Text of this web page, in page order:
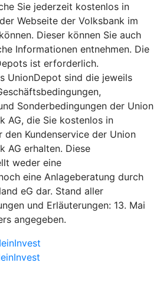
Sie jederzeit kostenlos in
Webseite der Volksbank im
Dieser können Sie auch
Informationen entnehmen. Die
ist erforderlich.
UnionDepot sind die jeweils
Sonderbedingungen der Union
AG, die Sie kostenlos in
den Kundenservice der Union
AG erhalten. Diese
weder eine
eine Anlageberatung durch
eG dar. Stand aller
und Erläuterungen: 13. Mai
angegeben.